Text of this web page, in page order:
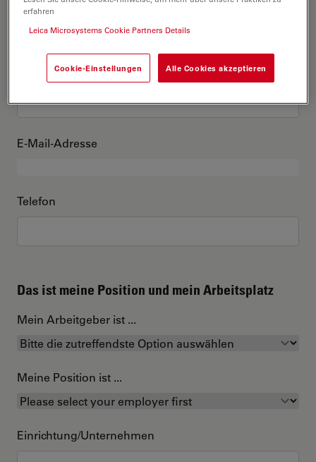
Nachname
E-Mail-Adresse
Telefon
Das ist meine Position und mein Arbeitsplatz
Mein Arbeitgeber ist ...
Meine Position ist ...
Einrichtung/Unternehmen
erfahren
Leica Microsystems Cookie Partners Details
Cookie-Einstellungen Alle Cookies akzeptieren